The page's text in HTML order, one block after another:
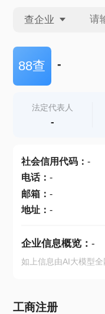
查企业
查企业
查产地
88查 -
法定代表人
-
社会信用代码： -
电话： -
邮箱： -
地址： -
企业信息概览： -
如上信息由AI大模型
工商注册